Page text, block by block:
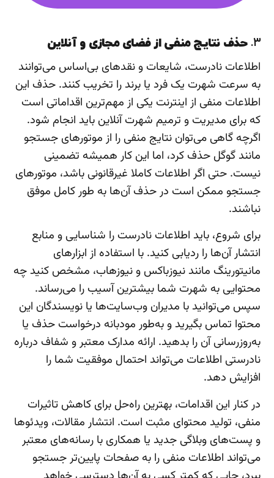
۳. حذف نتایج منفی از فضای مجازی و آنلاین
اطلاعات نادرست، شایعات و نقدهای بی‌اساس می‌توانند
به سرعت شهرت یک فرد یا برند را تخریب کنند. حذف این
اطلاعات منفی از اینترنت یکی از مهم‌ترین اقداماتی است
که برای مدیریت و ترمیم شهرت آنلاین باید انجام شود.
اگرچه گاهی می‌توان نتایج منفی را از موتورهای جستجو
مانند گوگل حذف کرد، اما این کار همیشه تضمینی
نیست. حتی اگر اطلاعات کاملا غیرقانونی باشد، موتورهای
جستجو ممکن است در حذف آن‌ها به طور کامل موفق
نباشند.
برای شروع، باید اطلاعات نادرست را شناسایی و منابع
انتشار آن‌ها را ردیابی کنید. با استفاده از ابزارهای
مانیتورینگ مانند نیوزباکس و نیوزهاب، مشخص کنید چه
محتوایی به شهرت شما بیشترین آسیب را می‌رساند.
سپس می‌توانید با مدیران وب‌سایت‌ها یا نویسندگان این
محتوا تماس بگیرید و به‌طور مودبانه درخواست حذف یا
به‌روزرسانی آن را بدهید. ارائه مدارک معتبر و شفاف درباره
نادرستی اطلاعات می‌تواند احتمال موفقیت شما را
افزایش دهد.
در کنار این اقدامات، بهترین راه‌حل برای کاهش تاثیرات
منفی، تولید محتوای مثبت است. انتشار مقالات، ویدئوها
و پست‌های وبلاگی جدید یا همکاری با رسانه‌های معتبر
می‌تواند اطلاعات منفی را به صفحات پایین‌تر جستجو